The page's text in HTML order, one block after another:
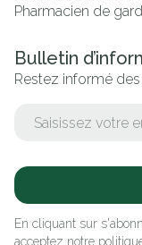
Pharmacien de
Bulletin
Restez informé
En cliquant sur
acceptez notre